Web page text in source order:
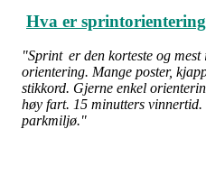
Hva er
"Sprint er den korteste og
orientering. Mange poster,
stikkord. Gjerne enkel
høy fart. 15 minutters
parkmiljø."